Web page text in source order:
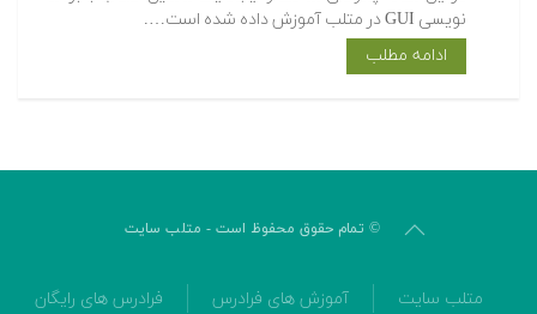
نویسی GUI در متلب آموزش داده شده است….
ادامه مطلب
© تمام حقوق محفوظ است - متلب سایت
متلب سایت آموزش های فرادرس فرادرس های رایگان